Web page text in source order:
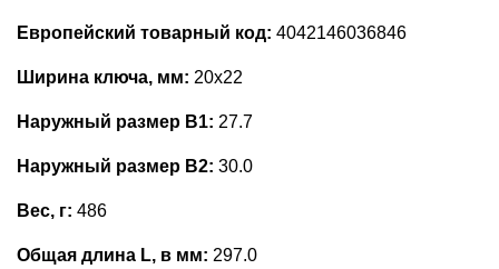
Европейский товарный код: 4042146036846
Ширина ключа, мм: 20x22
Наружный размер В1: 27.7
Наружный размер В2: 30.0
Вес, г: 486
Общая длина L, в мм: 297.0